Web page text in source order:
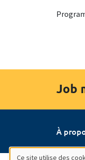
Job
À
Ce site utilise des